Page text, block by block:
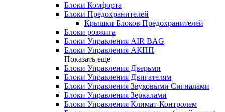
Блоки Комфорта
Блоки Предохранителей
Крышки Блоков Предохранителей
Блоки розжига
Блоки Управления AIR BAG
Блоки Управления АКПП
Показать еще
Блоки Управления Дверьми
Блоки Управления Двигателям
Блоки Управления Звуковыми Сигналами
Блоки Управления Зеркалами
Блоки Управления Климат-Контролем